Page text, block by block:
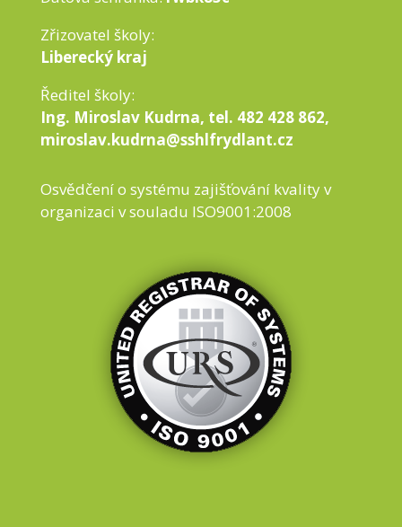
Zřizovatel školy:
Liberecký kraj
Ředitel školy:
Ing. Miroslav Kudrna, tel. 482 428 862,
miroslav.kudrna@sshlfrydlant.cz
Osvědčení o systému zajišťování kvality v
organizaci v souladu ISO9001:2008